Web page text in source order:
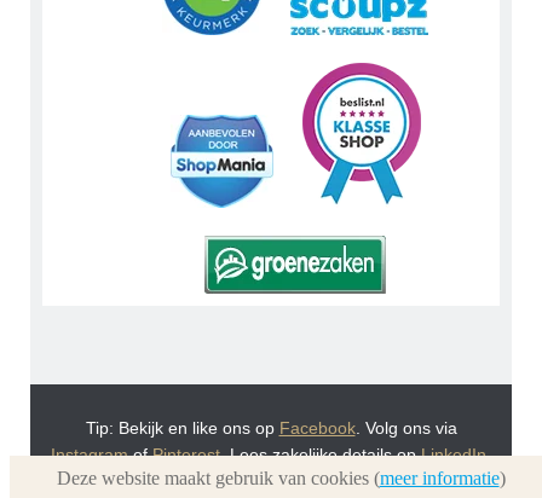
Tip: Bekijk en like ons op Facebook. Volg ons via
InstagramofPinterest. Lees zakelijke details opLinkedIn.
Of bekijk Urnwebshop.nl instructie video's viaYou Tube.
Deze website maakt gebruik van cookies (meer informatie)